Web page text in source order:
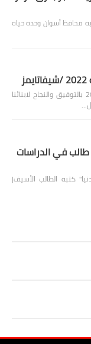
محافظ أسوان وحده حياه
ل معرفة نتيجة الثانويه العامه 2022 بالتوفيق والنجاح لابنائنا
في الدراسات
كتبه الطالب الأسيف|